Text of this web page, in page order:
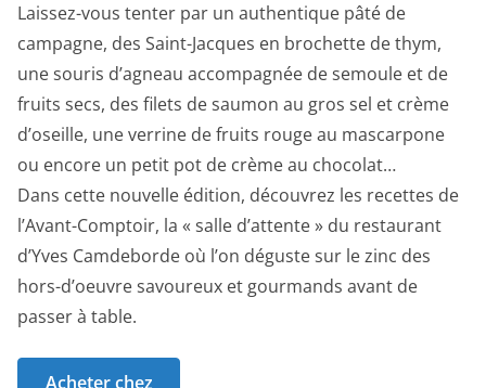
Laissez-vous tenter par un authentique pâté de
campagne, des Saint-Jacques en brochette de thym,
une souris d’agneau accompagnée de semoule et de
fruits secs, des filets de saumon au gros sel et crème
d’oseille, une verrine de fruits rouge au mascarpone
ou encore un petit pot de crème au chocolat…
Dans cette nouvelle édition, découvrez les recettes de
l’Avant-Comptoir, la « salle d’attente » du restaurant
d’Yves Camdeborde où l’on déguste sur le zinc des
hors-d’oeuvre savoureux et gourmands avant de
passer à table.
Acheter chez